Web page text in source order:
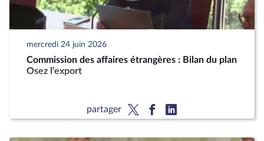
mercredi 24 juin 2026
Commission des affaires étrangères : Bilan du plan
Osez l’export
partager